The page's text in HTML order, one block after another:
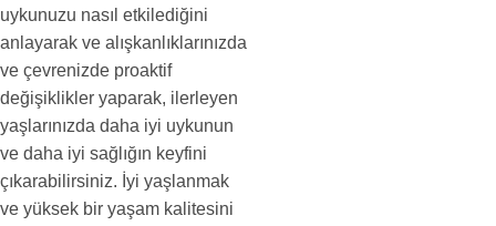
uykunuzu nasıl etkilediğini
anlayarak ve alışkanlıklarınızda
ve çevrenizde proaktif
değişiklikler yaparak, ilerleyen
yaşlarınızda daha iyi uykunun
ve daha iyi sağlığın keyfini
çıkarabilirsiniz. İyi yaşlanmak
ve yüksek bir yaşam kalitesini